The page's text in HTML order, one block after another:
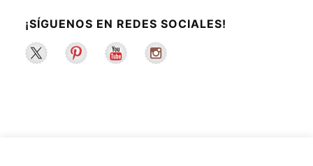
¡SÍGUENOS EN REDES SOCIALES!